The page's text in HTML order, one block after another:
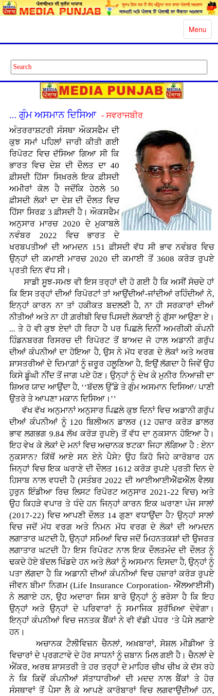
Toggle
Menu
... ਗੁੰਮ ਅਸਮਾਨ ਦਿਸਿਆ - ਸਵਰਾਜਬੀਰ
ਅੰਤਰਰਾਸ਼ਟਰੀ ਸੰਸਥਾ ਔਕਸਫੈਮ ਦੀ
ਕੁਝ ਸਮਾਂ ਪਹਿਲਾਂ ਜਾਰੀ ਕੀਤੀ ਗਈ
ਰਿਪੋਰਟ ਵਿਚ ਦੱਸਿਆ ਗਿਆ ਸੀ ਕਿ
ਭਾਰਤ ਵਿਚ ਦੇਸ਼ ਦੀ ਦੌਲਤ ਦਾ 40
ਫ਼ੀਸਦੀ ਹਿੱਸਾ ਸਿਖ਼ਰਲੇ ਇਕ ਫ਼ੀਸਦੀ
ਅਮੀਰਾਂ ਕੋਲ ਹੈ ਜਦੋਂਕਿ ਹੇਠਲੇ 50
ਫ਼ੀਸਦੀ ਲੋਕਾਂ ਦਾ ਦੇਸ਼ ਦੀ ਦੌਲਤ ਵਿਚ
ਹਿੱਸਾ ਸਿਰਫ਼ 3 ਫ਼ੀਸਦੀ ਹੈ। ਔਕਸਫੈਮ
ਅਨੁਸਾਰ ਮਾਰਚ 2020 ਦੇ ਮੁਕਾਬਲੇ
ਨਵੰਬਰ 2022 ਵਿਚ ਭਾਰਤ ਦੇ
ਖਰਬਪਤੀਆਂ ਦੀ ਆਮਦਨ 151 ਫ਼ੀਸਦੀ ਵੱਧ ਸੀ ਭਾਵ ਨਵੰਬਰ ਵਿਚ
ਉਨ੍ਹਾਂ ਦੀ ਕਮਾਈ ਮਾਰਚ 2020 ਦੀ ਕਮਾਈ ਤੋਂ 3608 ਕਰੋੜ ਰੁਪਏ
ਪ੍ਰਤੀ ਦਿਨ ਵੱਧ ਸੀ।
ਸਾਡੀ ਸੂਝ-ਸਮਝ ਵੀ ਇਸ ਤਰ੍ਹਾਂ ਦੀ ਹੋ ਗਈ ਹੈ ਕਿ ਅਸੀਂ ਸੋਚਦੇ ਹਾਂ
ਕਿ ਇਸ ਤਰ੍ਹਾਂ ਦੀਆਂ ਰਿਪੋਰਟਾਂ ਤਾਂ ਆਉਂਦੀਆਂ-ਜਾਂਦੀਆਂ ਰਹਿੰਦੀਆਂ ਨੇ,
ਇਨ੍ਹਾਂ ਕਾਰਨ ਨਾ ਤਾਂ ਹਕੀਕਤ ਬਦਲਣੀ ਹੈ, ਨਾ ਹੀ ਸਰਕਾਰਾਂ ਦੀਆਂ
ਨੀਤੀਆਂ ਅਤੇ ਨਾ ਹੀ ਗ਼ਰੀਬੀ ਵਿਚ ਪਿਸਦੀ ਲੋਕਾਈ ਨੂੰ ਗੁੱਸਾ ਆਉਣਾ ਏ।
... ਤੇ ਹੋ ਵੀ ਕੁਝ ਏਦਾਂ ਹੀ ਰਿਹਾ ਹੈ ਪਰ ਪਿਛਲੇ ਦਿਨੀਂ ਅਮਰੀਕੀ ਕੰਪਨੀ
ਹਿੰਡਨਬਰਗ ਰਿਸਰਚ ਦੀ ਰਿਪੋਰਟ ਤੋਂ ਬਾਅਦ ਜੋ ਹਾਲ ਅਡਾਨੀ ਗਰੁੱਪ
ਦੀਆਂ ਕੰਪਨੀਆਂ ਦਾ ਹੋਇਆ ਹੈ, ਉਸ ਨੇ ਮੱਧ ਵਰਗ ਦੇ ਲੋਕਾਂ ਅਤੇ ਅਰਥ
ਸ਼ਾਸਤਰੀਆਂ ਦੇ ਦਿਮਾਗ਼ਾਂ ਨੂੰ ਜ਼ਰੂਰ ਹਲੂਣਿਆ ਹੈ, ਇਉਂ ਲੱਗਦਾ ਹੈ ਜਿਵੇਂ ਉਹ
ਕਿਸੇ ਡੂੰਘੀ ਨੀਂਦ ਤੋਂ ਜਾਗ ਪਏ ਹੋਣ। ਉਨ੍ਹਾਂ ਨੂੰ ਦੇਖ ਕੇ ਮੁਨੀਰ ਨਿਆਜ਼ੀ ਦਾ
ਸ਼ਿਅਰ ਯਾਦ ਆਉਂਦਾ ਹੈ, ‘‘ਬੱਦਲ ਉੱਡੇ ਤੇ ਗੁੰਮ ਅਸਮਾਨ ਦਿਸਿਆ/ ਪਾਣੀ
ਉਤਰੇ ਤੇ ਆਪਣਾ ਮਕਾਨ ਦਿਸਿਆ।’’
ਵੱਖ ਵੱਖ ਅਨੁਮਾਨਾਂ ਅਨੁਸਾਰ ਪਿਛਲੇ ਕੁਝ ਦਿਨਾਂ ਵਿਚ ਅਡਾਨੀ ਗਰੁੱਪ
ਦੀਆਂ ਕੰਪਨੀਆਂ ਨੂੰ 120 ਬਿਲੀਅਨ ਡਾਲਰ (12 ਹਜ਼ਾਰ ਕਰੋੜ ਡਾਲਰ
ਭਾਵ ਲਗਭਗ 9.84 ਲੱਖ ਕਰੋੜ ਰੁਪਏ) ਤੋਂ ਵੱਧ ਦਾ ਨੁਕਸਾਨ ਹੋਇਆ ਹੈ।
ਇਹ ਵੇਖ ਕੇ ਲੋਕਾਂ ਦੇ ਮਨਾਂ ਵਿਚ ਅਚਾਨਕ ਝਟਕਾ ਜਿਹਾ ਲੱਗਿਆ ਹੈ : ਏਨਾ
ਨੁਕਸਾਨ? ਕਿੱਥੋਂ ਆਏ ਸਨ ਏਨੇ ਪੈਸੇ? ਉਹ ਕਿਹੋ ਜਿਹੇ ਕਾਰੋਬਾਰ ਹਨ
ਜਿਨ੍ਹਾਂ ਵਿਚ ਇਕ ਘਰਾਣੇ ਦੀ ਦੌਲਤ 1612 ਕਰੋੜ ਰੁਪਏ ਪ੍ਰਤੀ ਦਿਨ ਦੇ
ਹਿਸਾਬ ਨਾਲ ਵਧਦੀ ਹੈ (ਸਤੰਬਰ 2022 ਦੀ ਆਈਆਈਐੱਫਐੱਲ ਵੈਲਥ
ਹੁਰੁਨ ਇੰਡੀਆ ਰਿਚ ਲਿਸਟ ਰਿਪੋਰਟ ਅਨੁਸਾਰ 2021-22 ਵਿਚ) ਅਤੇ
ਉਹ ਕਿਹੜੇ ਵਪਾਰ ਤੇ ਧੰਦੇ ਹਨ ਜਿਨ੍ਹਾਂ ਕਾਰਨ ਇਕ ਘਰਾਣਾ ਪੰਜ ਸਾਲਾਂ
(2017-22) ਵਿਚ ਆਪਣੀ ਦੌਲਤ 14 ਗੁਣਾ ਵਧਾਉਂਦਾ ਹੈ? ਉਨ੍ਹਾਂ ਸਾਲਾਂ
ਵਿਚ ਜਦੋਂ ਮੱਧ ਵਰਗ ਅਤੇ ਨਿਮਨ ਮੱਧ ਵਰਗ ਦੇ ਲੋਕਾਂ ਦੀ ਆਮਦਨ
ਲਗਾਤਾਰ ਘਟਦੀ ਹੈ, ਉਨ੍ਹਾਂ ਸਮਿਆਂ ਵਿਚ ਜਦੋਂ ਮਿਹਨਤਕਸ਼ਾਂ ਦੀ ਉਜਰਤ
ਲਗਾਤਾਰ ਘਟਦੀ ਹੈ? ਇਸ ਰਿਪੋਰਟ ਨਾਲ ਇਕ ਦੌਲਤਮੰਦ ਦੀ ਦੌਲਤ ਨੂੰ
ਢਕਦੇ ਹੋਏ ਬੱਦਲ ਖਿੰਡਦੇ ਹਨ ਅਤੇ ਲੋਕਾਂ ਨੂੰ ਅਸਮਾਨ ਦਿਸਦਾ ਹੈ, ਉਨ੍ਹਾਂ ਨੂੰ
ਪਤਾ ਲੱਗਦਾ ਹੈ ਕਿ ਅਡਾਨੀ ਦੀਆਂ ਕੰਪਨੀਆਂ ਵਿਚ ਹਜ਼ਾਰਾਂ ਕਰੋੜ ਰੁਪਏ
ਜੀਵਨ ਬੀਮਾ ਨਿਗਮ (Life Insurance Corporation- ਐੱਲਆਈਸੀ)
ਨੇ ਲਗਾਏ ਹਨ, ਉਹ ਅਦਾਰਾ ਜਿਸ ਬਾਰੇ ਉਨ੍ਹਾਂ ਨੂੰ ਭਰੋਸਾ ਹੈ ਕਿ ਇਹ
ਉਨ੍ਹਾਂ ਅਤੇ ਉਨ੍ਹਾਂ ਦੇ ਪਰਿਵਾਰਾਂ ਨੂੰ ਸਮਾਜਿਕ ਸੁਰੱਖਿਆ ਦੇਵੇਗਾ।
ਇਨ੍ਹਾਂ ਕੰਪਨੀਆਂ ਵਿਚ ਜਨਤਕ ਬੈਂਕਾਂ ਨੇ ਵੀ ਵੱਡੀ ਪੱਧਰ ’ਤੇ ਪੈਸੇ ਲਗਾਏ
ਹਨ।
ਅਚਾਨਕ ਟੈਲੀਵਿਜ਼ਨ ਚੈਨਲਾਂ, ਅਖ਼ਬਾਰਾਂ, ਸੋਸ਼ਲ ਮੀਡੀਆ ਤੇ
ਵਿਚਾਰਾਂ ਦੇ ਪ੍ਰਗਟਾਵੇ ਦੇ ਹੋਰ ਸਾਧਨਾਂ ਨੂੰ ਜ਼ਬਾਨ ਮਿਲ ਗਈ ਹੈ। ਚੈਨਲਾਂ ਦੇ
ਐਂਕਰ, ਅਰਥ ਸ਼ਾਸਤਰੀ ਤੇ ਹਰ ਤਰ੍ਹਾਂ ਦੇ ਮਾਹਿਰ ਚੀਖ ਚੀਖ ਕੇ ਦੱਸ ਰਹੇ
ਨੇ ਕਿ ਕਿਵੇਂ ਕੰਪਨੀਆਂ ਸੱਤਾਧਾਰੀਆਂ ਦੀ ਮਦਦ ਨਾਲ ਬੈਂਕਾਂ ਤੇ ਹੋਰ
ਸੰਸਥਾਵਾਂ ਤੋਂ ਪੈਸਾ ਲੈ ਕੇ ਆਪਣੇ ਕਾਰੋਬਾਰਾਂ ਵਿਚ ਲਗਵਾਉਂਦੀਆਂ ਹਨ,